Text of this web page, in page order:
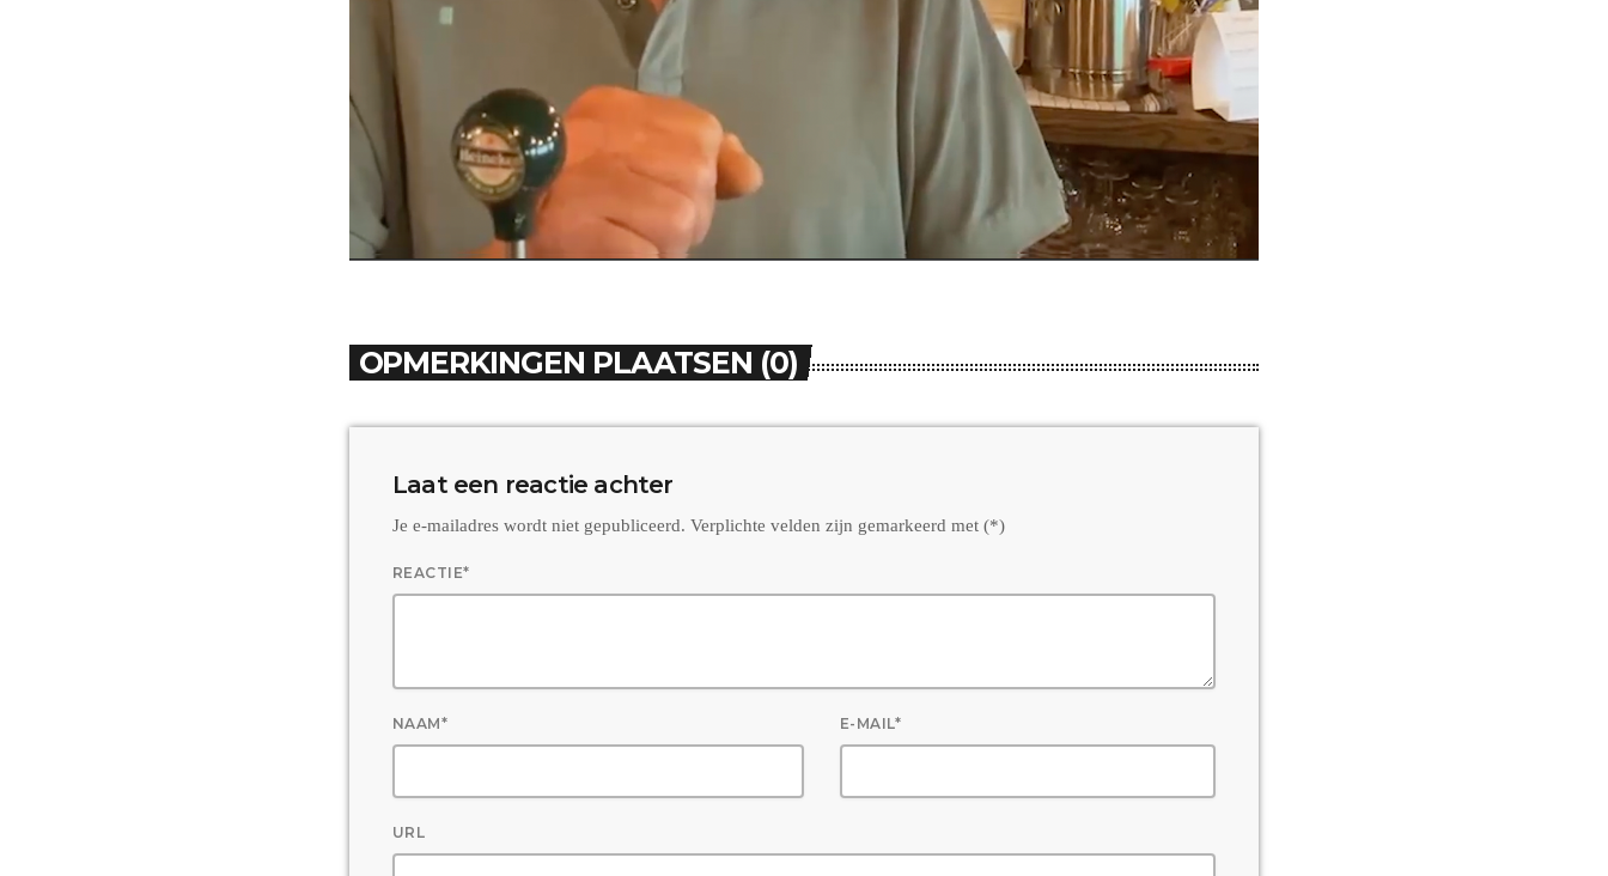
OPMERKINGEN PLAATSEN (0)
Laat een reactie achter
Je e-mailadres wordt niet gepubliceerd. Verplichte velden zijn gemarkeerd met (*)
REACTIE*
NAAM* E-MAIL*
URL